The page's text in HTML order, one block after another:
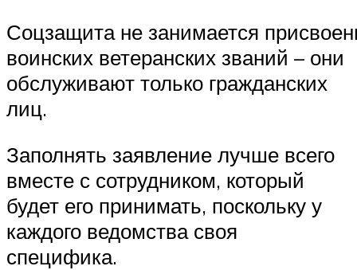
Соцзащита не занимается
воинских ветеранских званий – они
обслуживают только гражданских
лиц.
Заполнять заявление лучше всего
вместе с сотрудником, который
будет его принимать, поскольку у
каждого ведомства своя
специфика.